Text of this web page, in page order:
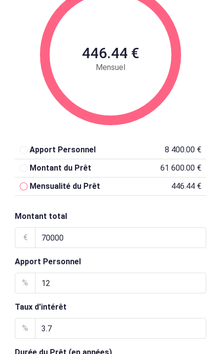
446.44 €
Mensuel
Apport Personnel
8 400.00 €
Montant du Prêt
61 600.00 €
Mensualité du Prêt
446.44 €
Montant total
€
Apport Personnel
%
Taux d'intérêt
%